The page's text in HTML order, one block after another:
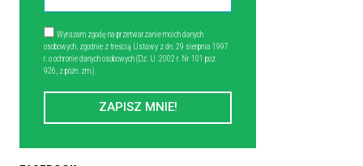
Wyrażam zgodę na przetwarzanie moich danych
osobowych, zgodnie z treścią Ustawy z dn. 29 sierpnia 1997
r. o ochronie danych osobowych (Dz. U. 2002 r. Nr 101 poz.
926, z późn. zm.).
ZAPISZ MNIE!